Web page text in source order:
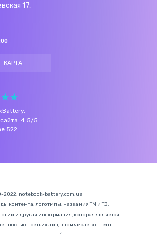
17,
КАРТА
.
4.5/5
522
2022. notebook-battery.com.ua
контента: логотипы, названия ТМ и ТЗ,
и другая информация, которая является
третьих лиц, в том числе контент